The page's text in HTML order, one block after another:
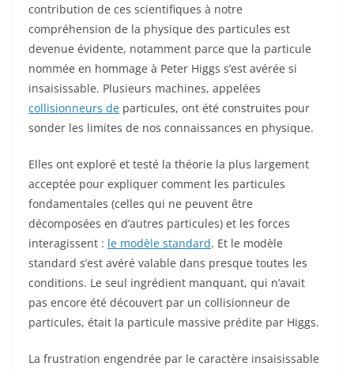
contribution de ces scientifiques à notre
compréhension de la physique des particules est
devenue évidente, notamment parce que la particule
nommée en hommage à Peter Higgs s’est avérée si
insaisissable. Plusieurs machines, appelées
collisionneurs de particules, ont été construites pour
sonder les limites de nos connaissances en physique.
Elles ont exploré et testé la théorie la plus largement
acceptée pour expliquer comment les particules
fondamentales (celles qui ne peuvent être
décomposées en d’autres particules) et les forces
interagissent : le modèle standard. Et le modèle
standard s’est avéré valable dans presque toutes les
conditions. Le seul ingrédient manquant, qui n’avait
pas encore été découvert par un collisionneur de
particules, était la particule massive prédite par Higgs.
La frustration engendrée par le caractère insaisissable